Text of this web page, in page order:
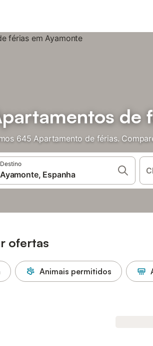
de
645 Apartamento de férias.
Destino
ofertas
Animais permitidos